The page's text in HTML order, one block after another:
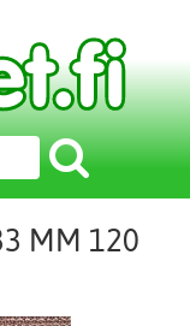
MM 120